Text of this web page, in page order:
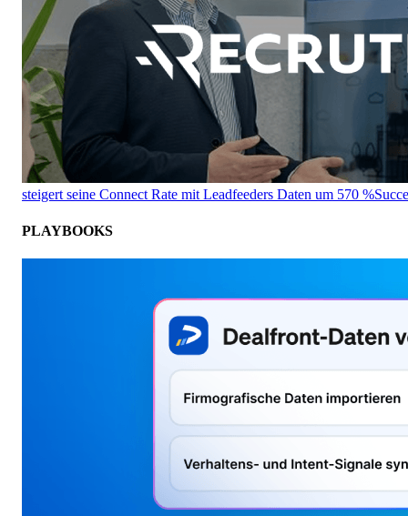
steigert seine Connect Rate mit Leadfeeders Daten um 570 %
PLAYBOOKS